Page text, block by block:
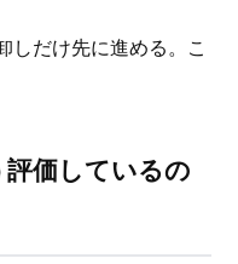
しだけ先に進める。こ
価しているの